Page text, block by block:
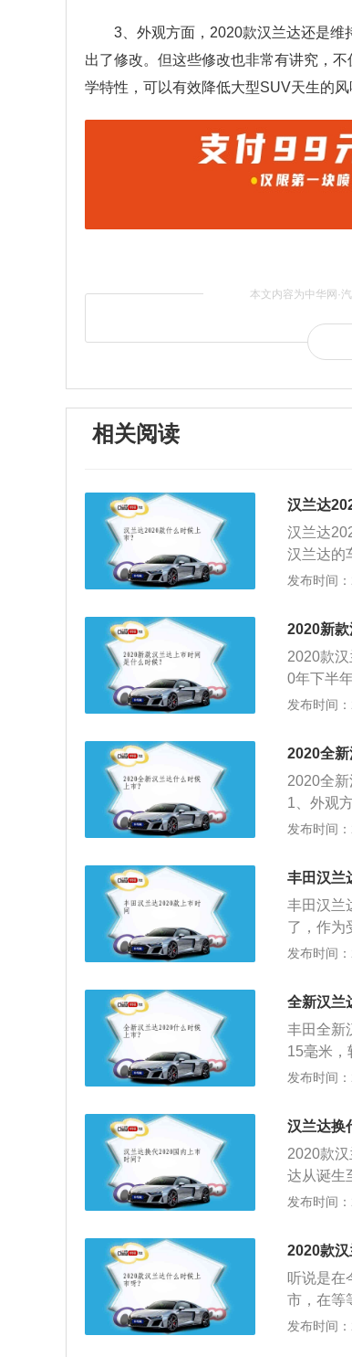
3、外观方面，2020款汉兰达还是
出了修改。但这些修改也非常有讲究，
学特性，可以有效降低大型SUV天生的风
本文内容为中华网·
相关阅读
汉兰达
汉兰达
汉兰达的
身重量为
大功率是
发布时间
2020新
2020款
0年下半
面：多媒
应俱全。
65NM，
发布时间
2020全新
2020全
1、外观
平台打造
加了前
长宽高
距均增加
发布时间
丰田汉兰
丰田汉兰
了，作为
的关注。
NGA-K
稳定性
风噪明显
屏。
发布时间
全新汉兰
丰田全新
15毫米，
高1.75米
调配。车
后；3、
载能力能
发布时间
汉兰达换
2020款
达从诞生
之一：1
具优势，
直接选
有着不错
的座椅是
加分项！
发布时间
2020款
听说是在
市，在等
不同的配
发布时间